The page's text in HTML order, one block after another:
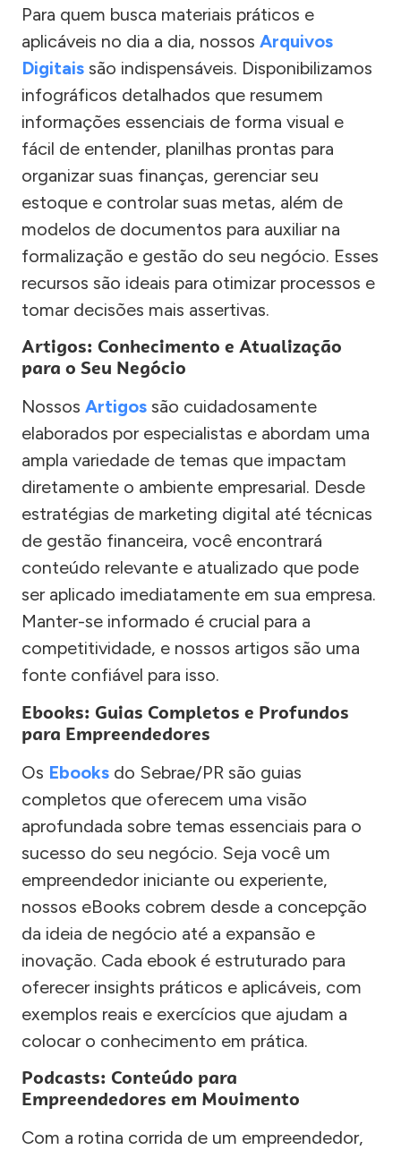
Para quem busca materiais práticos e
aplicáveis no dia a dia, nossos Arquivos
Digitais são indispensáveis. Disponibilizamos
infográficos detalhados que resumem
informações essenciais de forma visual e
fácil de entender, planilhas prontas para
organizar suas finanças, gerenciar seu
estoque e controlar suas metas, além de
modelos de documentos para auxiliar na
formalização e gestão do seu negócio. Esses
recursos são ideais para otimizar processos e
tomar decisões mais assertivas.
Artigos: Conhecimento e Atualização
para o Seu Negócio
Nossos Artigos são cuidadosamente
elaborados por especialistas e abordam uma
ampla variedade de temas que impactam
diretamente o ambiente empresarial. Desde
estratégias de marketing digital até técnicas
de gestão financeira, você encontrará
conteúdo relevante e atualizado que pode
ser aplicado imediatamente em sua empresa.
Manter-se informado é crucial para a
competitividade, e nossos artigos são uma
fonte confiável para isso.
Ebooks: Guias Completos e Profundos
para Empreendedores
Os Ebooks do Sebrae/PR são guias
completos que oferecem uma visão
aprofundada sobre temas essenciais para o
sucesso do seu negócio. Seja você um
empreendedor iniciante ou experiente,
nossos eBooks cobrem desde a concepção
da ideia de negócio até a expansão e
inovação. Cada ebook é estruturado para
oferecer insights práticos e aplicáveis, com
exemplos reais e exercícios que ajudam a
colocar o conhecimento em prática.
Podcasts: Conteúdo para
Empreendedores em Movimento
Com a rotina corrida de um empreendedor,